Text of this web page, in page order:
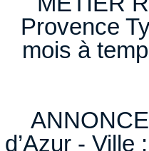
Provence
mois à
d’Azur - Ville